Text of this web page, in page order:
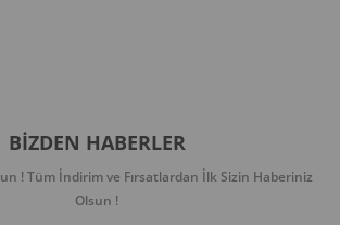
BIZDEN HABERLER
! Tüm İndirim ve Fırsatlardan İlk Sizin Haberiniz
Olsun !